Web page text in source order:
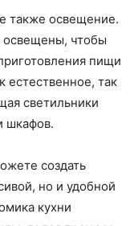
также освещение.
чтобы
пищи
естественное, так
светильники
шкафов.
создать
но и удобной
кухни